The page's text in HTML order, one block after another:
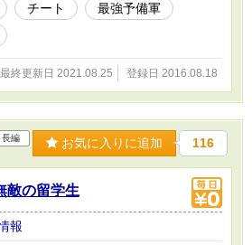
チート
最強予備軍
最終更新日 2021.08.25 登録日 2016.08.18
長編 お気に入りに追加 116
の留学生
報